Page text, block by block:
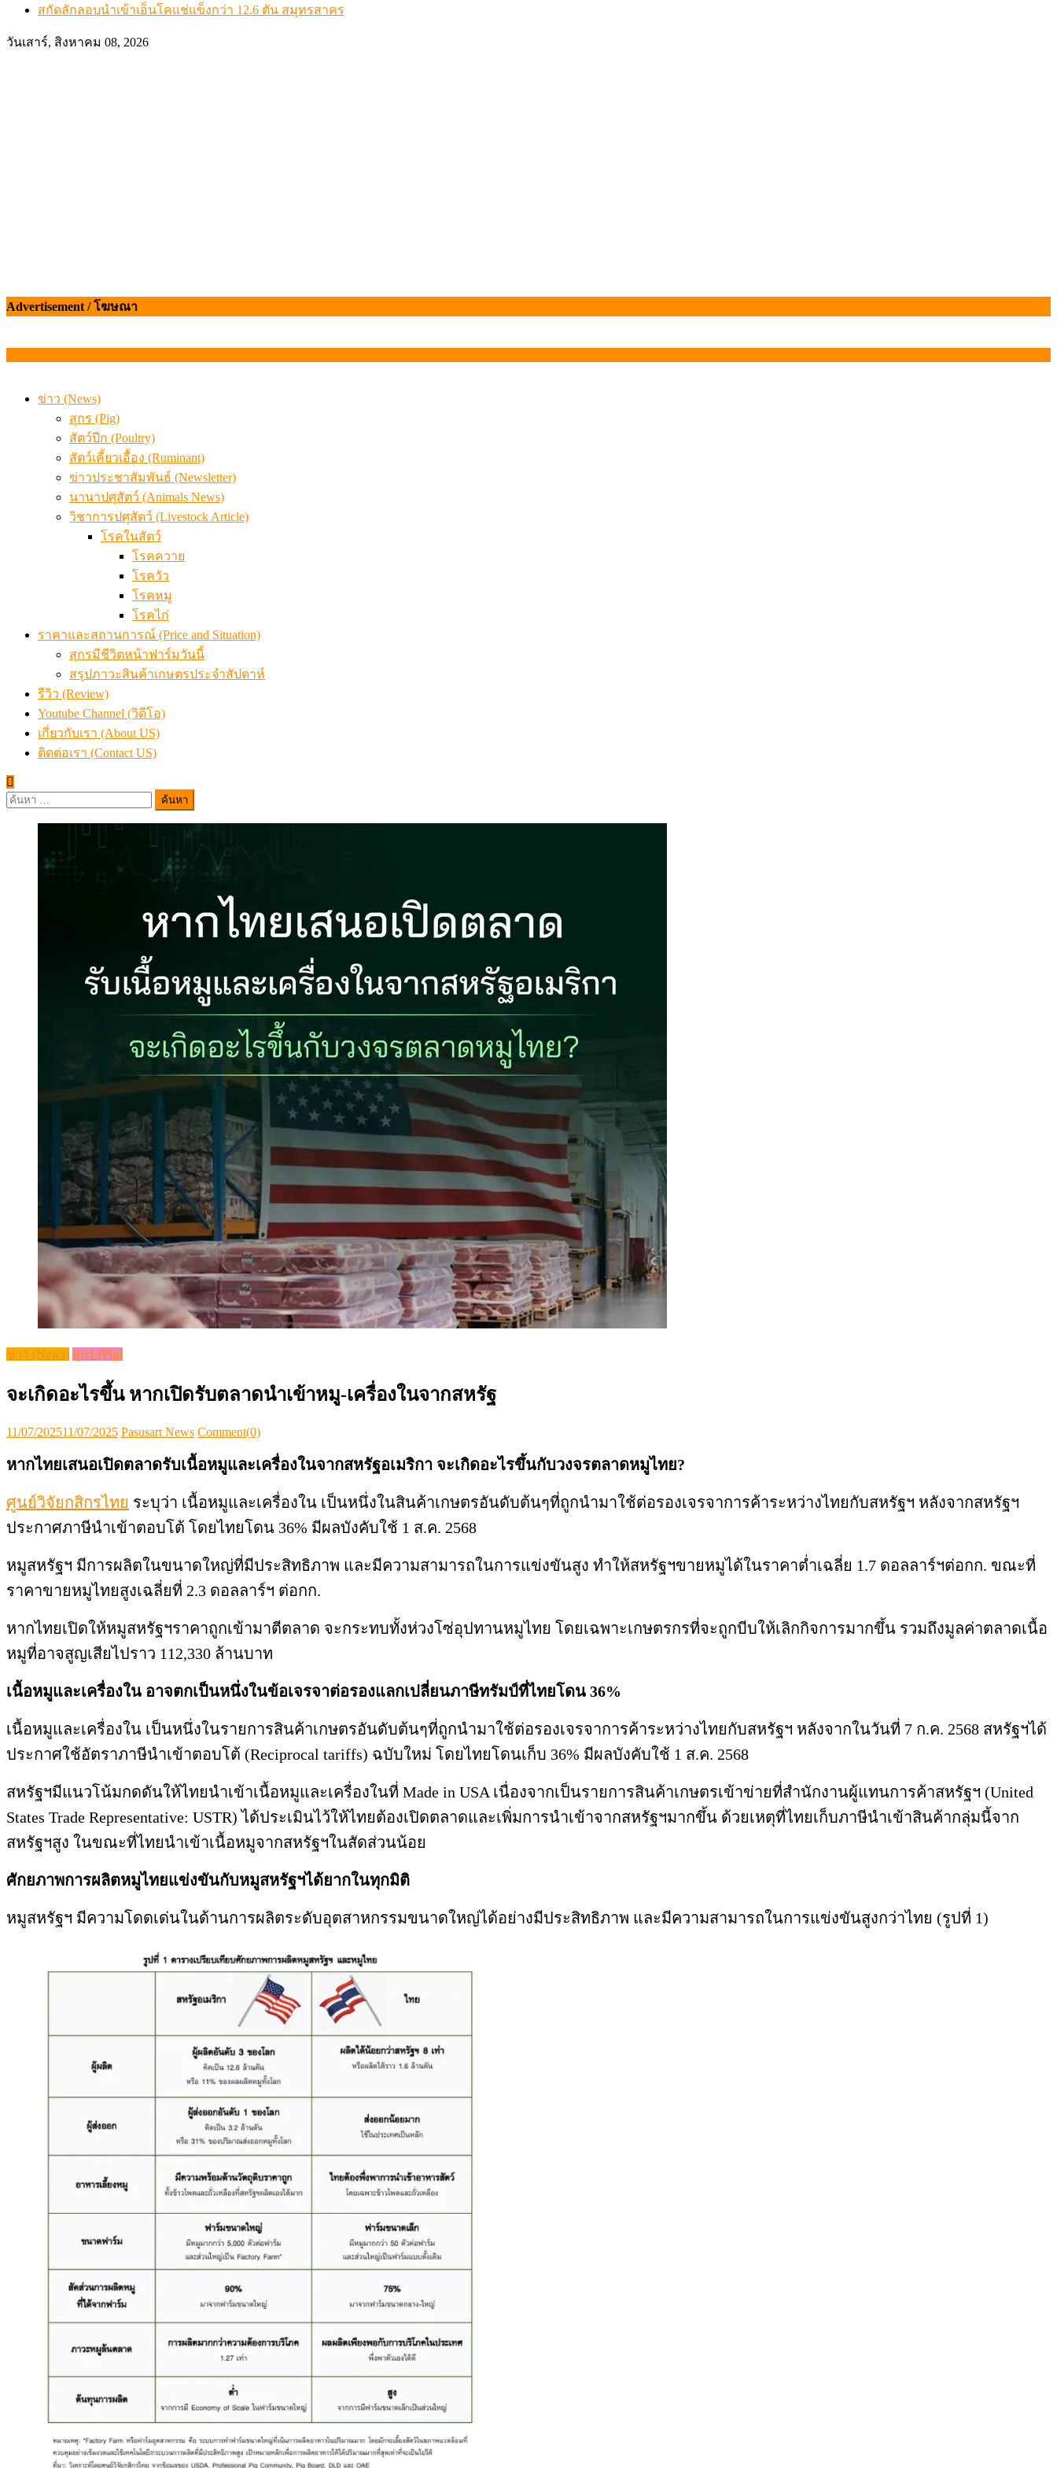
สกัดลักลอบนำเข้าเอ็นโคแช่แข็งกว่า 12.6 ตัน สมุทรสาคร
วันเสาร์, สิงหาคม 08, 2026
Advertisement / โฆษณา
ข่าว (News)
สุกร (Pig)
สัตว์ปีก (Poultry)
สัตว์เคี้ยวเอื้อง (Ruminant)
ข่าวประชาสัมพันธ์ (Newsletter)
นานาปศุสัตว์ (Animals News)
วิชาการปศุสัตว์ (Livestock Article)
โรคในสัตว์
โรคควาย
โรควัว
โรคหมู
โรคไก่
ราคาและสถานการณ์ (Price and Situation)
สุกรมีชีวิตหน้าฟาร์มวันนี้
สรุปภาวะสินค้าเกษตรประจำสัปดาห์
รีวิว (Review)
Youtube Channel (วิดีโอ)
เกี่ยวกับเรา (About US)
ติดต่อเรา (Contact US)
ค้นหา
ข่าว (News) สุกร (Pig)
จะเกิดอะไรขึ้น หากเปิดรับตลาดนำเข้าหมู-เครื่องในจากสหรัฐ
Posted
11/07/202511/07/2025 Author
Pasusart News Comment(0)
หากไทยเสนอเปิดตลาดรับเนื้อหมูและเครื่องในจากสหรัฐอเมริกา จะเกิดอะไรขึ้นกับวงจรตลาดหมูไทย?
ศูนย์วิจัยกสิกรไทย ระบุว่า เนื้อหมูและเครื่องใน เป็นหนึ่งในสินค้าเกษตรอันดับต้นๆที่ถูกนำมาใช้ต่อรองเจรจาการค้าระหว่างไทยกับสหรัฐฯ หลังจากสหรัฐฯ
ประกาศภาษีนำเข้าตอบโต้ โดยไทยโดน 36% มีผลบังคับใช้ 1 ส.ค. 2568
หมูสหรัฐฯ มีการผลิตในขนาดใหญ่ที่มีประสิทธิภาพ และมีความสามารถในการแข่งขันสูง ทำให้สหรัฐฯขายหมูได้ในราคาต่ำเฉลี่ย 1.7 ดอลลาร์ฯต่อกก. ขณะที่
ราคาขายหมูไทยสูงเฉลี่ยที่ 2.3 ดอลลาร์ฯ ต่อกก.
หากไทยเปิดให้หมูสหรัฐฯราคาถูกเข้ามาตีตลาด จะกระทบทั้งห่วงโซ่อุปทานหมูไทย โดยเฉพาะเกษตรกรที่จะถูกบีบให้เลิกกิจการมากขึ้น รวมถึงมูลค่าตลาดเนื้อ
หมูที่อาจสูญเสียไปราว 112,330 ล้านบาท
เนื้อหมูและเครื่องใน อาจตกเป็นหนึ่งในข้อเจรจาต่อรองแลกเปลี่ยนภาษีทรัมป์ที่ไทยโดน 36%
เนื้อหมูและเครื่องใน เป็นหนึ่งในรายการสินค้าเกษตรอันดับต้นๆที่ถูกนำมาใช้ต่อรองเจรจาการค้าระหว่างไทยกับสหรัฐฯ หลังจากในวันที่ 7 ก.ค. 2568 สหรัฐฯได้
ประกาศใช้อัตราภาษีนำเข้าตอบโต้ (Reciprocal tariffs) ฉบับใหม่ โดยไทยโดนเก็บ 36% มีผลบังคับใช้ 1 ส.ค. 2568
สหรัฐฯมีแนวโน้มกดดันให้ไทยนำเข้าเนื้อหมูและเครื่องในที่ Made in USA เนื่องจากเป็นรายการสินค้าเกษตรเข้าข่ายที่สำนักงานผู้แทนการค้าสหรัฐฯ (United
States Trade Representative: USTR) ได้ประเมินไว้ให้ไทยต้องเปิดตลาดและเพิ่มการนำเข้าจากสหรัฐฯมากขึ้น ด้วยเหตุที่ไทยเก็บภาษีนำเข้าสินค้ากลุ่มนี้จาก
สหรัฐฯสูง ในขณะที่ไทยนำเข้าเนื้อหมูจากสหรัฐฯในสัดส่วนน้อย
ศักยภาพการผลิตหมูไทยแข่งขันกับหมูสหรัฐฯได้ยากในทุกมิติ
หมูสหรัฐฯ มีความโดดเด่นในด้านการผลิตระดับอุตสาหกรรมขนาดใหญ่ได้อย่างมีประสิทธิภาพ และมีความสามารถในการแข่งขันสูงกว่าไทย (รูปที่ 1)